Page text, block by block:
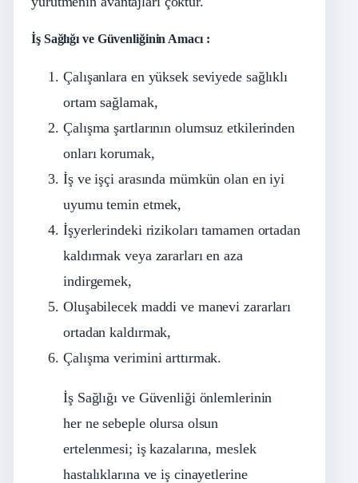
İş Sağlığı ve Güvenliğinin Amacı :
Çalışanlara en yüksek seviyede sağlıklı
ortam sağlamak,
Çalışma şartlarının olumsuz etkilerinden
onları korumak,
İş ve işçi arasında mümkün olan en iyi
uyumu temin etmek,
İşyerlerindeki rizikoları tamamen ortadan
kaldırmak veya zararları en aza
indirgemek,
Oluşabilecek maddi ve manevi zararları
ortadan kaldırmak,
Çalışma verimini arttırmak.
İş Sağlığı ve Güvenliği önlemlerinin
her ne sebeple olursa olsun
ertelenmesi; iş kazalarına, meslek
hastalıklarına ve iş cinayetlerine